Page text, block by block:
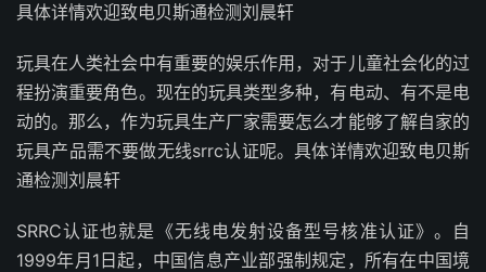
具体详情欢迎致电贝斯通检测刘晨轩
玩具在人类社会中有重要的娱乐作用，对于儿童社会化的过
程扮演重要角色。现在的玩具类型多种，有电动、有不是电
动的。那么，作为玩具生产厂家需要怎么才能够了解自家的
玩具产品需不要做无线srrc认证呢。具体详情欢迎致电贝斯
通检测刘晨轩
SRRC认证也就是《无线电发射设备型号核准认证》。自
1999年月1日起，中国信息产业部强制规定，所有在中国境